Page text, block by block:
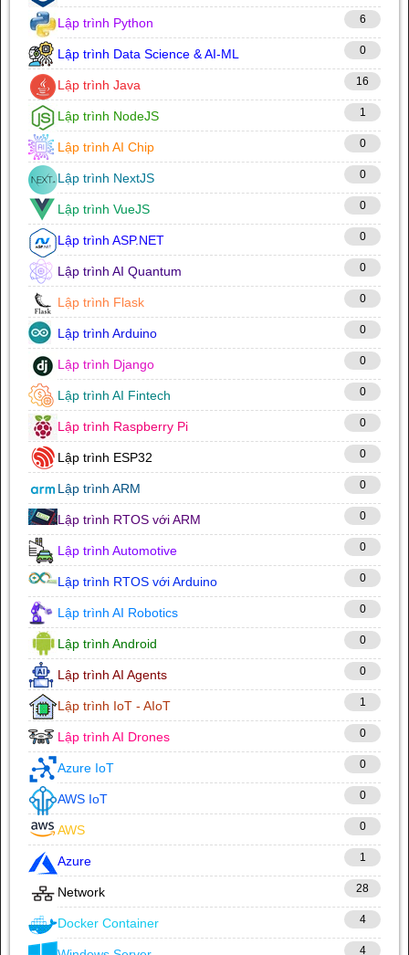
Lập trình Python 6
Lập trình Data Science & AI-ML 0
Lập trình Java 16
Lập trình NodeJS 1
Lập trình AI Chip 0
Lập trình NextJS 0
Lập trình VueJS 0
Lập trình ASP.NET 0
Lập trình AI Quantum 0
Lập trình Flask 0
Lập trình Arduino 0
Lập trình Django 0
Lập trình AI Fintech 0
Lập trình Raspberry Pi 0
Lập trình ESP32 0
Lập trình ARM 0
Lập trình RTOS với ARM 0
Lập trình Automotive 0
Lập trình RTOS với Arduino 0
Lập trình AI Robotics 0
Lập trình Android 0
Lập trình AI Agents 0
Lập trình IoT - AIoT 1
Lập trình AI Drones 0
Azure IoT 0
AWS IoT 0
AWS 0
Azure 1
Network 28
Docker Container 4
4